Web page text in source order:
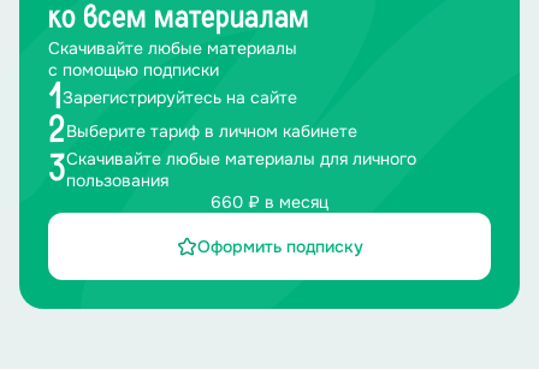
ко всем материалам
Скачивайте любые материалы
с помощью подписки
1 Зарегистрируйтесь на сайте
2Выберите тариф в личном кабинете
3Скачивайте любые материалы для личного
пользования
660 ₽ в месяц
Оформить подписку